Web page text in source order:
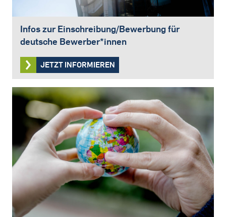
Infos zur Einschreibung/Bewerbung für
deutsche Bewerber*innen
JETZT INFORMIEREN